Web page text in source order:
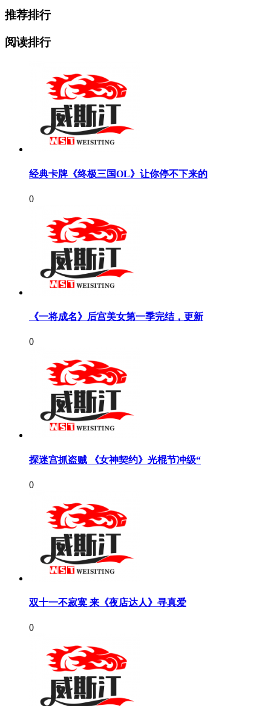
推荐排行
阅读排行
经典卡牌《终极三国OL》让你停不下来的
0
《一将成名》后宫美女第一季完结，更新
0
探迷宫抓盗贼 《女神契约》光棍节冲级“
0
双十一不寂寞 来《夜店达人》寻真爱
0